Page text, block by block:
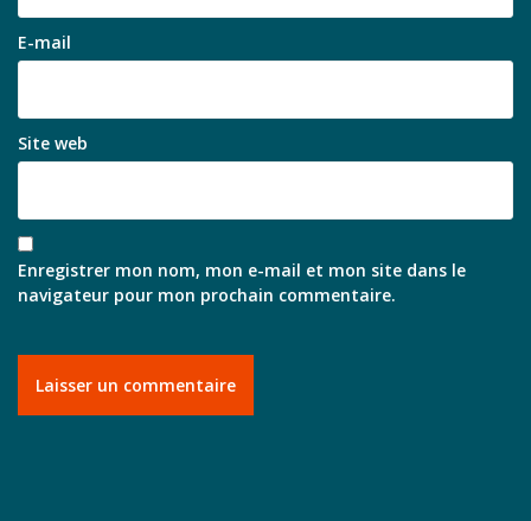
E-mail
Site web
Enregistrer mon nom, mon e-mail et mon site dans le
navigateur pour mon prochain commentaire.